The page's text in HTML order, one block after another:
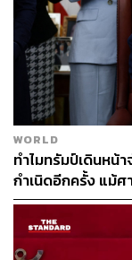
ในช่วงต้นเดือนมก
ความขัดแย้งด้วย
‘ข้อรับประกันว่าด้
รัสเซียให้ความส
ประเทศ’ ที่มีใจค
ไม่ถูกรับเข้าเป็นส
ประโยชน์ของรัสเ
เหนือดินแดน ‘หลัง
เหตุนี้เปรียบเสมือ
ถอยต่อไปได้อีก แ
WORLD
ทำไมทรัมป์เดินหน้
กำเนิดอีกครั้ง แม้